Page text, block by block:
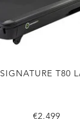
SIGNATURE T80
€2.499